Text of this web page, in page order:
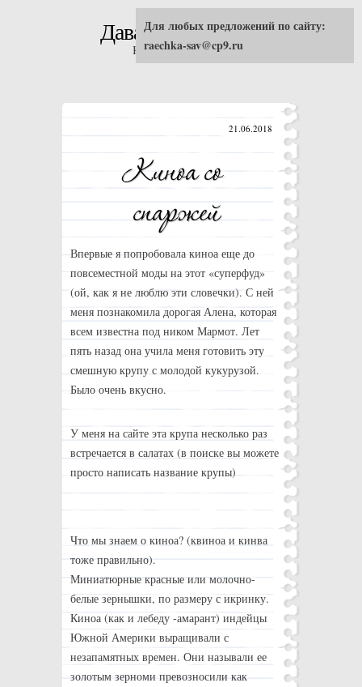
Давай попробуем!
Кулинарные рецепты
21.06.2018
Впервые я попробовала киноа еще до
повсеместной моды на этот «суперфуд»
(ой, как я не люблю эти словечки). С ней
меня познакомила дорогая Алена, которая
всем известна под ником Мармот. Лет
пять назад она учила меня готовить эту
смешную крупу с молодой кукурузой.
Было очень вкусно.
У меня на сайте эта крупа несколько раз
встречается в салатах (в поиске вы можете
просто написать название крупы)
Что мы знаем о киноа? (квиноа и кинва
тоже правильно).
Миниатюрные красные или молочно-
белые зернышки, по размеру с икринку.
Киноа (как и лебеду -амарант) индейцы
Южной Америки выращивали с
незапамятных времен. Они называли ее
золотым зерноми превозносили как
Для любых предложений по сайту:
raechka-sav@cp9.ru